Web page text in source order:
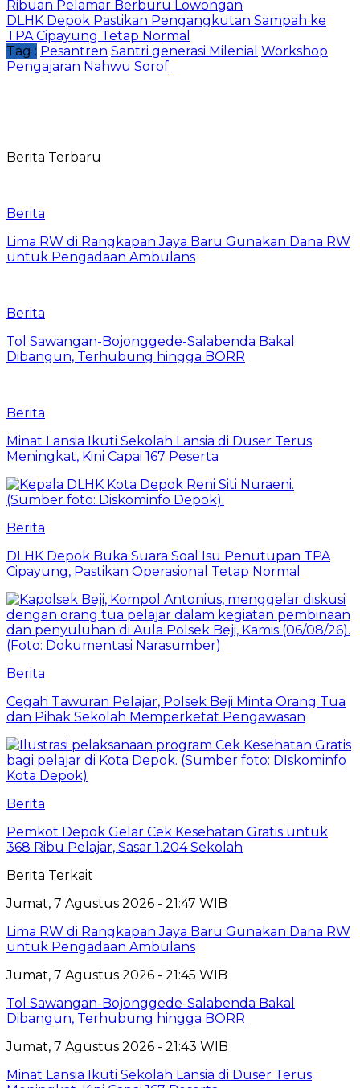
Ribuan Pelamar Berburu Lowongan
DLHK Depok Pastikan Pengangkutan Sampah ke
TPA Cipayung Tetap Normal
Tag : Pesantren Santri generasi Milenial Workshop
Pengajaran Nahwu Sorof
Berita Terbaru
Berita
Lima RW di Rangkapan Jaya Baru Gunakan Dana RW
untuk Pengadaan Ambulans
Berita
Tol Sawangan-Bojonggede-Salabenda Bakal
Dibangun, Terhubung hingga BORR
Berita
Minat Lansia Ikuti Sekolah Lansia di Duser Terus
Meningkat, Kini Capai 167 Peserta
Berita
DLHK Depok Buka Suara Soal Isu Penutupan TPA
Cipayung, Pastikan Operasional Tetap Normal
Berita
Cegah Tawuran Pelajar, Polsek Beji Minta Orang Tua
dan Pihak Sekolah Memperketat Pengawasan
Berita
Pemkot Depok Gelar Cek Kesehatan Gratis untuk
368 Ribu Pelajar, Sasar 1.204 Sekolah
Berita Terkait
Jumat, 7 Agustus 2026 - 21:47 WIB
Lima RW di Rangkapan Jaya Baru Gunakan Dana RW
untuk Pengadaan Ambulans
Jumat, 7 Agustus 2026 - 21:45 WIB
Tol Sawangan-Bojonggede-Salabenda Bakal
Dibangun, Terhubung hingga BORR
Jumat, 7 Agustus 2026 - 21:43 WIB
Minat Lansia Ikuti Sekolah Lansia di Duser Terus